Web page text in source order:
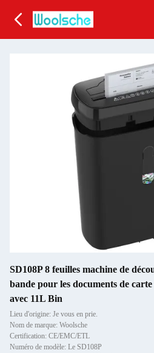
SD108P 8 feuilles machine de
bande pour les documents de
avec 11L Bin
Lieu d'origine: Je vous en prie.
Nom de marque: Woolsche
Certification: CE/EMC/ETL
Numéro de modèle: Le SD108P